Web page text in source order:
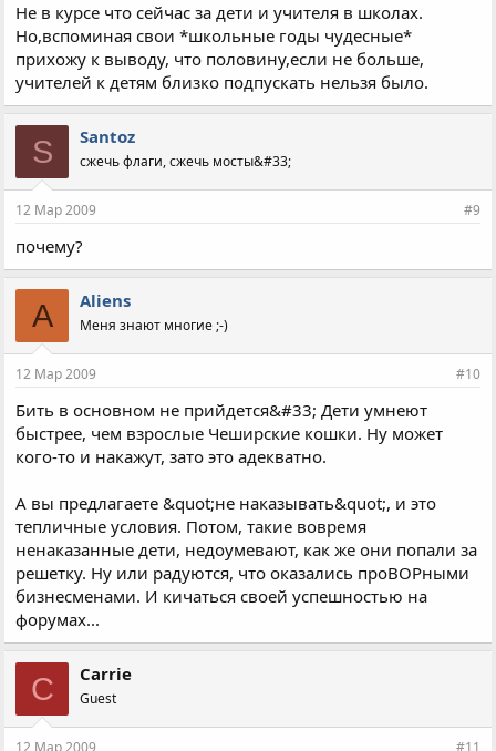
Не в курсе что сейчас за дети и учителя в школах.
Но,вспоминая свои *школьные годы чудесные*
прихожу к выводу, что половину,если не больше,
учителей к детям близко подпускать нельзя было.
S Santoz
сжечь флаги, сжечь мосты&#33;
12 Мар 2009 #9
почему?
A Aliens
Меня знают многие ;-)
12 Мар 2009 #10
Бить в основном не прийдется&#33; Дети умнеют
быстрее, чем взрослые Чеширские кошки. Ну может
кого-то и накажут, зато это адекватно.
А вы предлагаете &quot;не наказывать&quot;, и это
тепличные условия. Потом, такие вовремя
ненаказанные дети, недоумевают, как же они попали за
решетку. Ну или радуются, что оказались проВОРными
бизнесменами. И кичаться своей успешностью на
форумах...
C Carrie
Guest
12 Мар 2009 #11